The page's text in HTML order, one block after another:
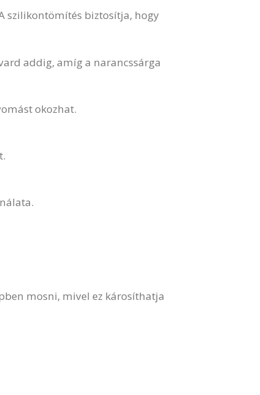
szilikontömítés biztosítja, hogy
addig, amíg a narancssárga
okozhat.
mosni, mivel ez károsíthatja